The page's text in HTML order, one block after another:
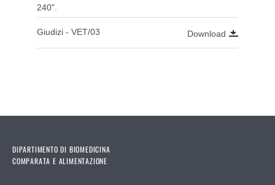
240".
Giudizi - VET/03 Download
DIPARTIMENTO DI BIOMEDICINA
COMPARATA E ALIMENTAZIONE